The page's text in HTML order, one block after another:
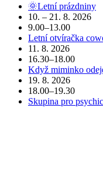
🌞Letní prázdniny
10. – 21. 8. 2026
9.00–13.00
Letní otvíračka
11. 8. 2026
16.30–18.00
Když miminko
19. 8. 2026
18.00–19.30
Skupina pro